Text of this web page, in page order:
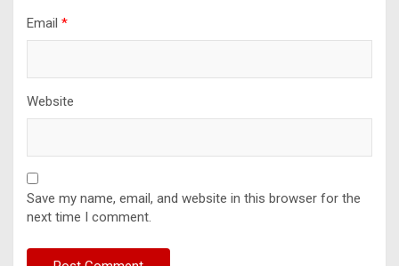
Email *
Website
Save my name, email, and website in this browser for the
next time I comment.